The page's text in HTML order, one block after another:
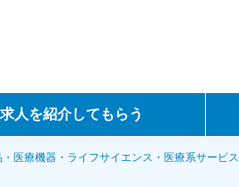
求人を紹介してもらう
ントサービス 転
・医療機器・ライフサイエンス・医療系サービス